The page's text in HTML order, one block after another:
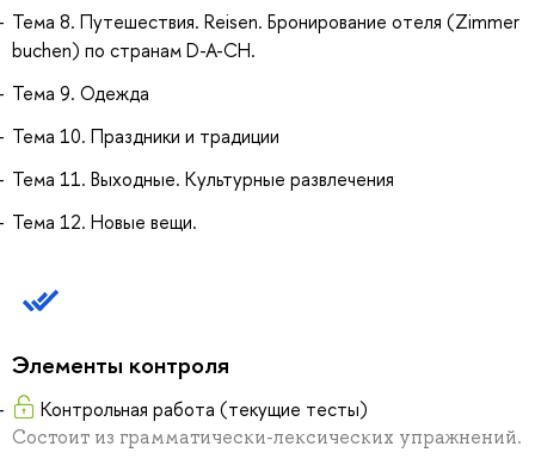
Тема 8. Путешествия. Reisen. Бронирование отеля (Zimmer
buchen) по странам D-A-CH.
Тема 9. Одежда
Тема 10. Праздники и традиции
Тема 11. Выходные. Культурные развлечения
Тема 12. Новые вещи.
Элементы контроля
Контрольная работа (текущие тесты)
Состоит из грамматически-лексических упражнений.